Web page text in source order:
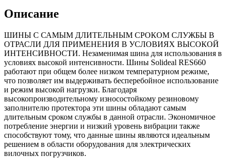
Описание
ШИНЫ С САМЫМ ДЛИТЕЛЬНЫМ СРОКОМ СЛУЖБЫ В
ОТРАСЛИ ДЛЯ ПРИМЕНЕНИЯ В УСЛОВИЯХ ВЫСОКОЙ
ИНТЕНСИВНОСТИ. Незаменимая шина для использования в
условиях высокой интенсивности. Шины Solideal RES660
работают при общем более низком температурном режиме,
что позволяет им выдерживать бесперебойное использование
и режим высокой нагрузки. Благодаря
высокопроизводительному износостойкому резиновому
заполнителю протектора эти шины обладают самым
длительным сроком службы в данной отрасли. Экономичное
потребление энергии и низкий уровень вибрации также
способствуют тому, что данные шины являются идеальным
решением в области оборудования для электрических
вилочных погрузчиков.